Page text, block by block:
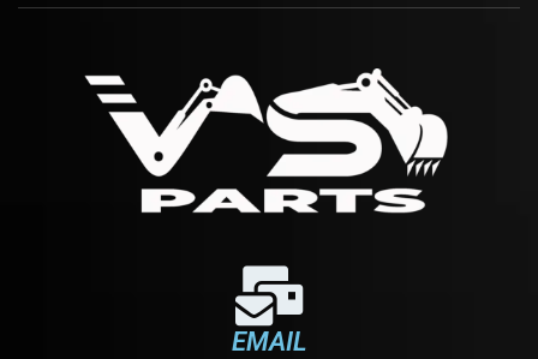
EMAIL